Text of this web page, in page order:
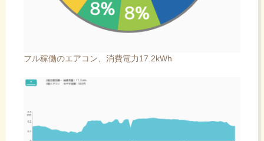
フル稼働のエアコン、消費電力17.2kWh